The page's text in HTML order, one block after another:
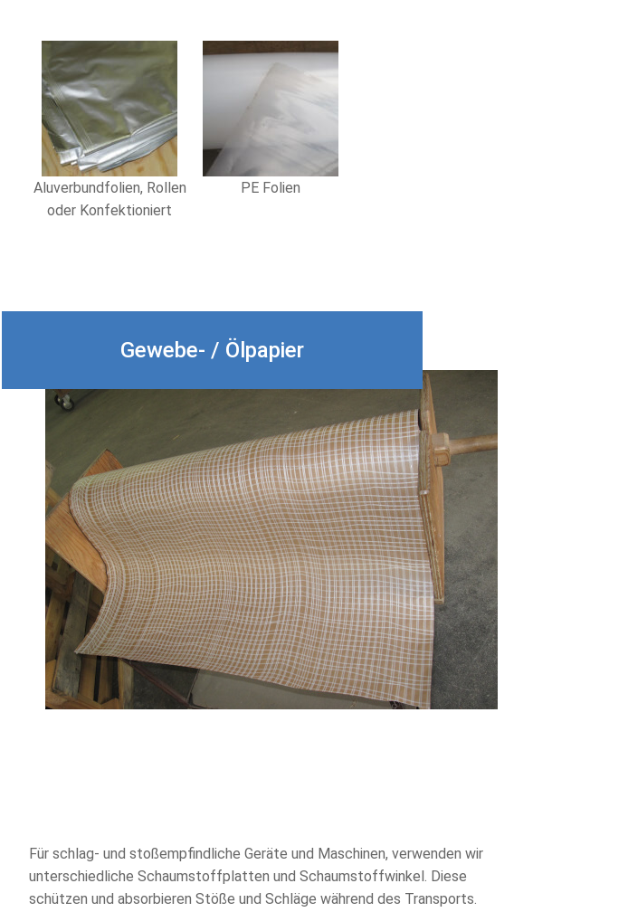
Aluverbundfolien, Rollen
oder Konfektioniert
PE Folien
Gewebe- / Ölpapier
Für schlag- und stoßempfindliche Geräte und Maschinen, verwenden wir
unterschiedliche Schaumstoffplatten und Schaumstoffwinkel. Diese
schützen und absorbieren Stöße und Schläge während des Transports.